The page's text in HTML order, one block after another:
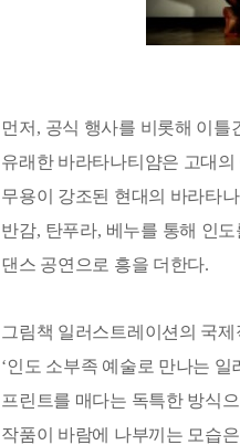
먼저 , 공식 행사를 비롯해 이틀
유래한 바라타나티얌은 고대
무용이 강조된 현대의 바라타
반감, 탄푸라, 베누를 통해 인
댄스 공연으로 흥을 더한다.
그림책 일러스트레이션의 국
‘인도 소부족 예술로 만나는 일
프린트를 매다는 독특한 방식
작품이 바람에 나부끼는 모습